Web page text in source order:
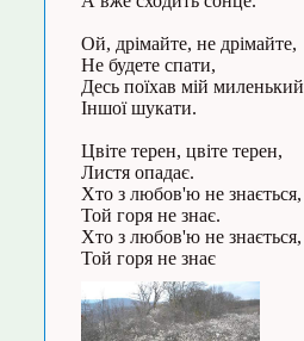
Ой, дрімайте, не дрімайте,
Не будете спати,
Десь поїхав мій миленький
Іншої шукати.
Цвіте терен, цвіте терен,
Листя опадає.
Хто з любов'ю не знається,
Той горя не знає.
Хто з любов'ю не знається,
Той горя не знає